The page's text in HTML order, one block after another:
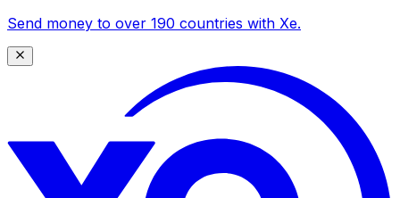
Send money to over 190 countries with Xe.